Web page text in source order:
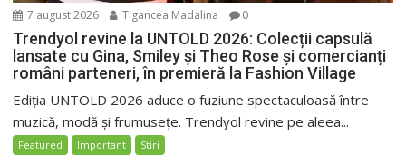
7 august 2026 Tigancea Madalina 0
Trendyol revine la UNTOLD 2026: Colecții capsulă
lansate cu Gina, Smiley și Theo Rose și comercianți
români parteneri, în premieră la Fashion Village
Ediția UNTOLD 2026 aduce o fuziune spectaculoasă între
muzică, modă și frumusețe. Trendyol revine pe aleea...
Featured Important Stiri